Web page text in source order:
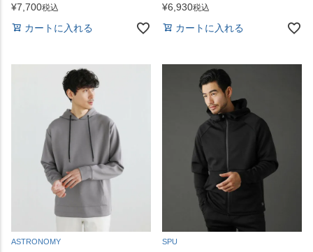
¥7,700税込
カートに入れる
¥6,930税込
カートに入れる
ASTRONOMY
SPU